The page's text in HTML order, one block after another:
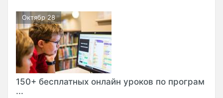
Октябр 28
150+ бесплатных онлайн уроков по програм
...